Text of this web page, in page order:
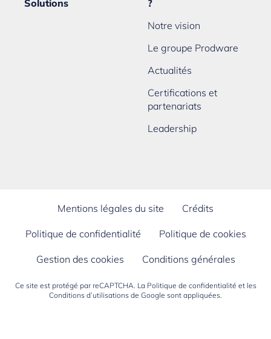
Solutions
?
Notre vision
Le groupe Prodware
Actualités
Certifications et
partenariats
Leadership
Mentions légales du site Crédits
Politique de confidentialité Politique de cookies
Gestion des cookies Conditions générales
Ce site est protégé par reCAPTCHA. La Politique de confidentialité et les
Conditions d’utilisations de Google sont appliquées.